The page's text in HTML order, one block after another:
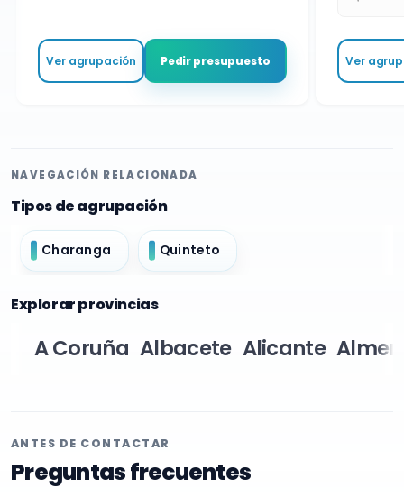
Ver agrupación Pedir presupuesto Ver
NAVEGACIÓN RELACIONADA
Tipos de agrupación
Charanga Quinteto
Explorar provincias
A Coruña Albacete Alicante
ANTES DE CONTACTAR
Preguntas frecuentes